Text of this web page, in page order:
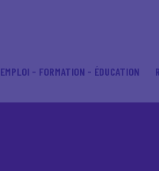
EMPLOI - FORMATION - ÉDUCATION